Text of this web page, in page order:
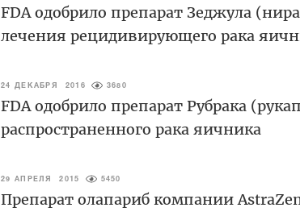
FDA одобрило препарат Зеджула
лечения рецидивирующего рака
24 ДЕКАБРЯ 2016 3680
FDA одобрило препарат Рубрака
распространенного рака яичника
29 АПРЕЛЯ 2015 5450
Препарат олапариб компании